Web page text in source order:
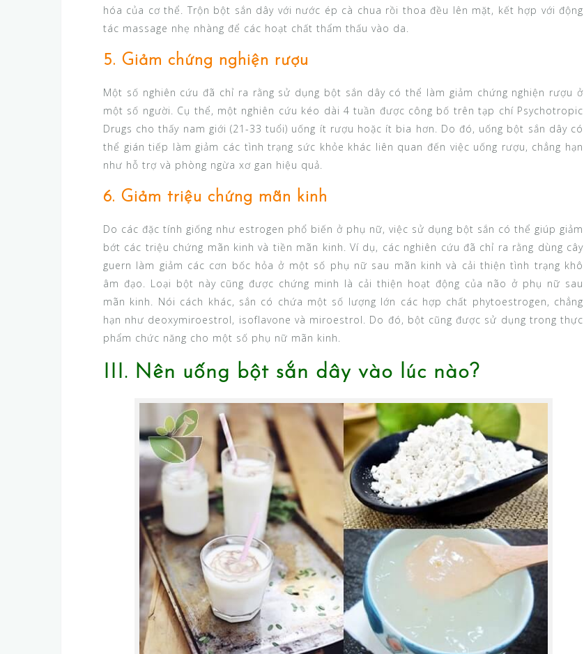
hóa của cơ thể. Trộn bột sắn dây với nước ép cà chua rồi thoa đều lên mặt, kết hợp với động
tác massage nhẹ nhàng để các hoạt chất thẩm thấu vào da.
5. Giảm chứng nghiện rượu
Một số nghiên cứu đã chỉ ra rằng sử dụng bột sắn dây có thể làm giảm chứng nghiện rượu ở
một số người. Cụ thể, một nghiên cứu kéo dài 4 tuần được công bố trên tạp chí Psychotropic
Drugs cho thấy nam giới (21-33 tuổi) uống ít rượu hoặc ít bia hơn. Do đó, uống bột sắn dây có
thể gián tiếp làm giảm các tình trạng sức khỏe khác liên quan đến việc uống rượu, chẳng hạn
như hỗ trợ và phòng ngừa xơ gan hiệu quả.
6. Giảm triệu chứng mãn kinh
Do các đặc tính giống như estrogen phổ biến ở phụ nữ, việc sử dụng bột sắn có thể giúp giảm
bớt các triệu chứng mãn kinh và tiền mãn kinh. Ví dụ, các nghiên cứu đã chỉ ra rằng dùng cây
guern làm giảm các cơn bốc hỏa ở một số phụ nữ sau mãn kinh và cải thiện tình trạng khô
âm đạo. Loại bột này cũng được chứng minh là cải thiện hoạt động của não ở phụ nữ sau
mãn kinh. Nói cách khác, sắn có chứa một số lượng lớn các hợp chất phytoestrogen, chẳng
hạn như deoxymiroestrol, isoflavone và miroestrol. Do đó, bột cũng được sử dụng trong thực
phẩm chức năng cho một số phụ nữ mãn kinh.
III. Nên uống bột sắn dây vào lúc nào?